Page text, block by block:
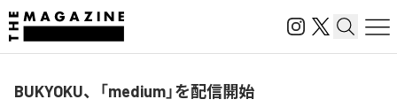
BUKYOKU、「medium」を配信開始